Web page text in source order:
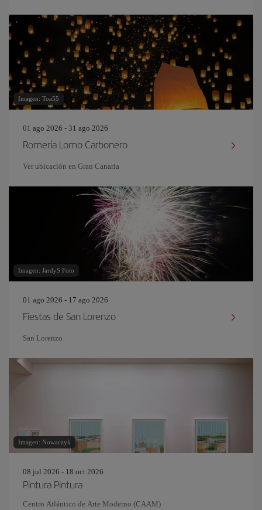
Imagen: Toa55
01 ago 2026 - 31 ago 2026
Romería Lomo Carbonero
Ver ubicación en Gran Canaria
Imagen: JardyS Foto
01 ago 2026 - 17 ago 2026
Fiestas de San Lorenzo
San Lorenzo
Imagen: Nowaczyk
08 jul 2026 - 18 oct 2026
Pintura Pintura
Centro Atlántico de Arte Moderno (CAAM)